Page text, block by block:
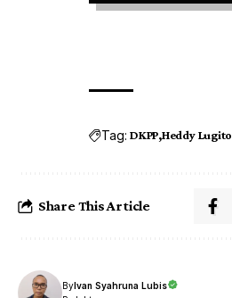
Tag: DKPP Heddy Lugito
Share This Article
By Ivan Syahruna Lubis